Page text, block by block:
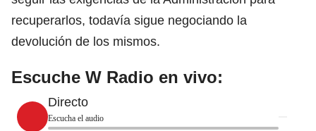
recuperarlos, todavía sigue negociando la
devolución de los mismos.
Escuche W Radio en vivo:
Directo
Escucha el audio